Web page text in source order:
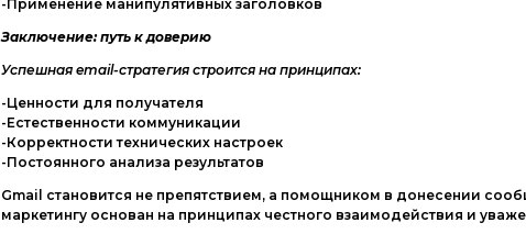
-Применение манипулятивных заголовков
Заключение: путь к доверию
Успешная email-стратегия строится на принципах:
-Ценности для получателя
-Естественности коммуникации
-Корректности технических настроек
-Постоянного анализа результатов
Gmail становится не препятствием, а помощником в донесении
маркетингу основан на принципах честного взаимодействия и